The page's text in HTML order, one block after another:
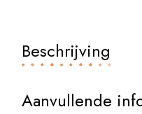
Beschrijving
Aanvullende